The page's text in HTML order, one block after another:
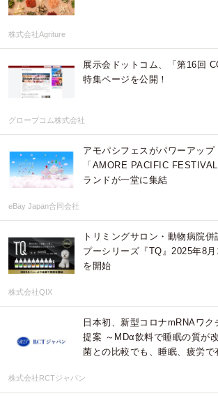
株式会社Agriture
展示会ドットコム、「第16回
特集ページを公開！
グローブコム株式会社
アモパシフェスがパワーアッ
「AMORE PACIFIC
ランドが一堂に集結
eBay Japan合同会社
トリミングサロン・動物病院
プーシリーズ『TQ』2025年8
を開始
株式会社QIX
日本初、新型コロナmRNAワ
提案 ～MDα飲料で睡眠の質が
菌との比較でも、睡眠、疲労で
株式会社RCTジャパン